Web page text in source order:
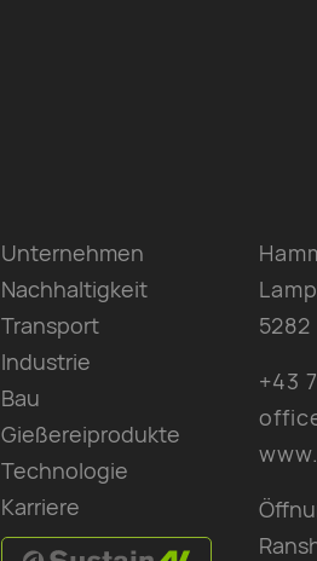
Unternehmen
Nachhaltigkeit
Transport
Industrie
Bau
Gießereiprodukte
Technologie
Karriere
+43